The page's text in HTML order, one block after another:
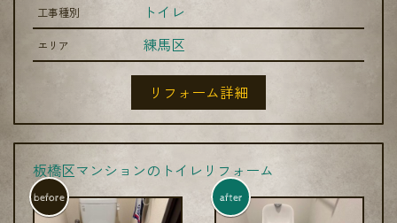
工事種別 トイレ
エリア 練馬区
リフォーム詳細
板橋区マンションのトイレリフォーム
before after